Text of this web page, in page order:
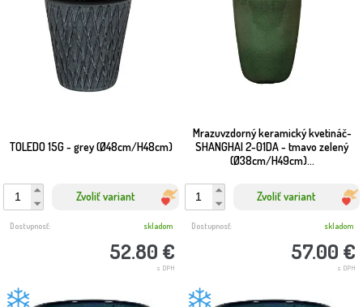
TOLEDO 15G - grey (Ø48cm/H48cm)
Zvoliť variant
52.80 €
s DPH
Dostupnosť: skladom
Mrazuvzdorný keramický kvetináč-
SHANGHAI 2-01DA - tmavo zelený
(Ø38cm/H49cm)...
Zvoliť variant
57.00 €
s DPH
Dostupnosť: skladom